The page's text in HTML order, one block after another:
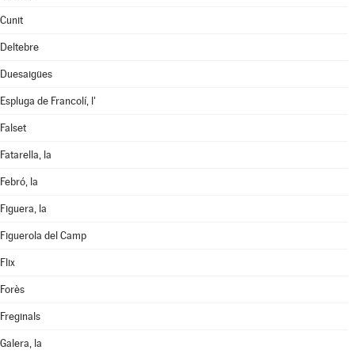
Cunit
Deltebre
Duesaigües
Espluga de Francolí, l'
Falset
Fatarella, la
Febró, la
Figuera, la
Figuerola del Camp
Flix
Forès
Freginals
Galera, la